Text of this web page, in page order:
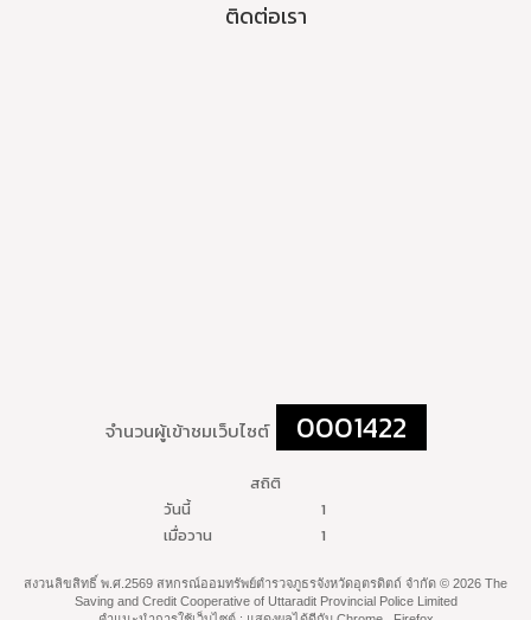
ติดต่อเรา
จำนวนผู้เข้าชมเว็บไซต์ 0001422
สถิติ
วันนี้
1
เมื่อวาน
1
สงวนลิขสิทธิ์ พ.ศ.2569 สหกรณ์ออมทรัพย์ตำรวจภูธรจังหวัดอุตรดิตถ์ จำกัด © 2026 The
Saving and Credit Cooperative of Uttaradit Provincial Police Limited